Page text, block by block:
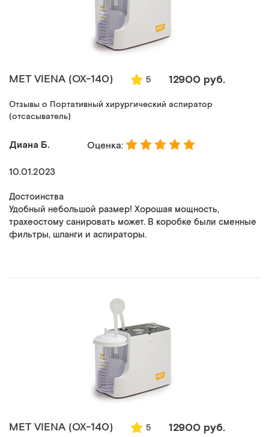
MET VIENA (ОХ-140) 5 12900 руб.
Отзывы о Портативный хирургический аспиратор
(отсасыватель)
Диана Б. Оценка:
10.01.2023
Достоинства
Удобный небольшой размер! Хорошая мощность,
трахеостому санировать может. В коробке были сменные
фильтры, шланги и аспираторы.
MET VIENA (ОХ-140) 5 12900 руб.